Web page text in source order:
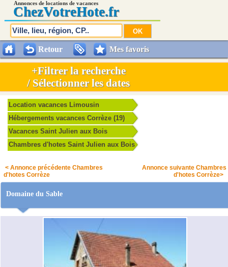
Location vacances Limousin
Hébergements vacances Corrèze (19)
Vacances Saint Julien aux Bois
Chambres d'hotes Saint Julien aux Bois
< Annonce précédente Chambres
d'hotes Corrèze
Annonce suivante Chambres
d'hotes Corrèze>
Domaine du Sable
Retour Mes favoris
Annonces de locations de vacances
ChezVotreHote.fr
+Filtrer la recherche
/ Sélectionner les dates